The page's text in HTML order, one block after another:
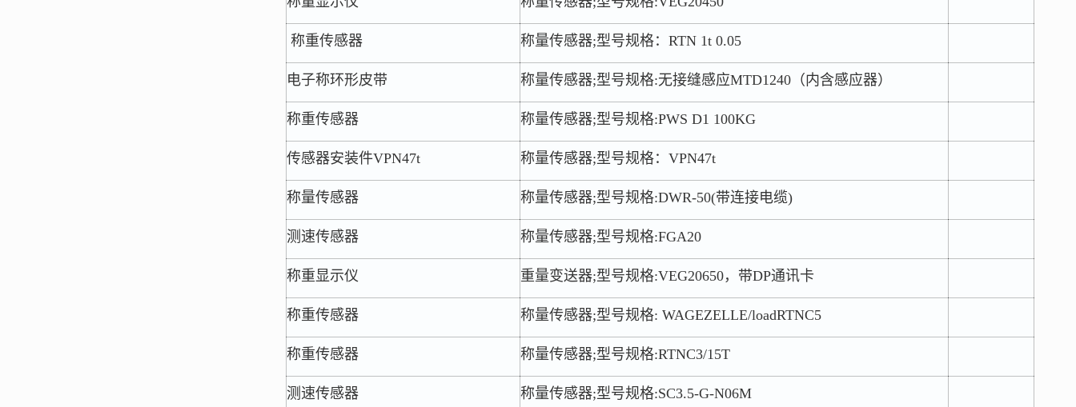
称重传感器 称量传感器;型号规格：RTN 1t 0.05
电子称环形皮带 称量传感器;型号规格:无接缝感应MTD1240（内含感应器）
称重传感器 称量传感器;型号规格:PWS D1 100KG
传感器安装件VPN47t 称量传感器;型号规格：VPN47t
称量传感器 称量传感器;型号规格:DWR-50(带连接电缆)
测速传感器 称量传感器;型号规格:FGA20
称重显示仪 重量变送器;型号规格:VEG20650，带DP通讯卡
称重传感器 称量传感器;型号规格: WAGEZELLE/loadRTNC5
称重传感器 称量传感器;型号规格:RTNC3/15T
测速传感器 称量传感器;型号规格:SC3.5-G-N06M